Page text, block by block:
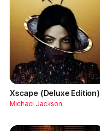
Xscape (Deluxe Edition)
Michael Jackson